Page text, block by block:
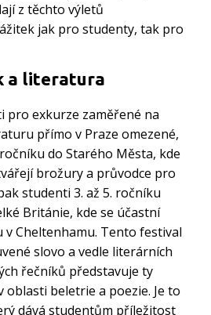
z těchto výletů
jak pro studenty, tak pro
a literatura
pro exkurze zaměřené na
přímo v Praze omezené,
do Starého Města, kde
brožury a průvodce pro
studenti 3. až 5. ročníku
Británie, kde se účastní
Cheltenhamu. Tento festival
slovo a vedle literárních
řečníků představuje ty
oblasti beletrie a poezie. Je to
dává studentům příležitost